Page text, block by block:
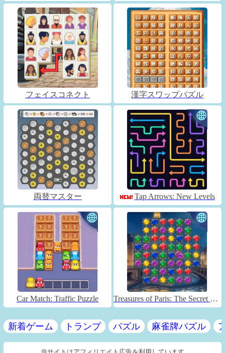
フェイスコネクト 漢字スワップパズル
両替マスター Tap Arrows: New Levels
Car Match: Traffic Puzzle Treasures of Paris: The Secret of Gems - Match 3
新着ゲーム トランプ パズル 麻雀牌パズル